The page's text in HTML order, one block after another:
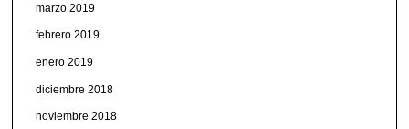
marzo 2019
febrero 2019
enero 2019
diciembre 2018
noviembre 2018